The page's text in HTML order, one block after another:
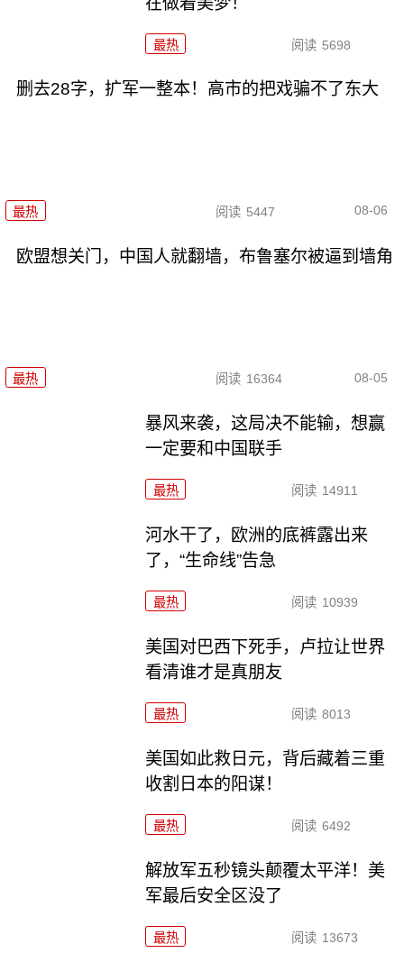
最热 阅读 5698
删去28字，扩军一整本！高市的把戏骗不了东大
最热 阅读 5447 08-06
欧盟想关门，中国人就翻墙，布鲁塞尔被逼到墙角
最热 阅读 16364 08-05
暴风来袭，这局决不能输，想赢
一定要和中国联手
最热 阅读 14911
河水干了，欧洲的底裤露出来
了，“生命线”告急
最热 阅读 10939
美国对巴西下死手，卢拉让世界
看清谁才是真朋友
最热 阅读 8013
美国如此救日元，背后藏着三重
收割日本的阳谋！
最热 阅读 6492
解放军五秒镜头颠覆太平洋！美
军最后安全区没了
最热 阅读 13673